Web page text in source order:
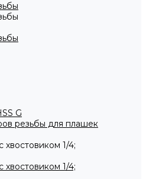
G
резьбы для плашек
хвостовиком 1/4;
хвостовиком 1/4;